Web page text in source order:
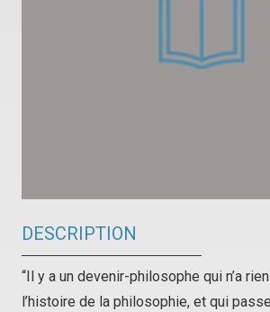
DESCRIPTION
“Il y a un devenir-philosophe qui n’a
l’histoire de la philosophie, et qui